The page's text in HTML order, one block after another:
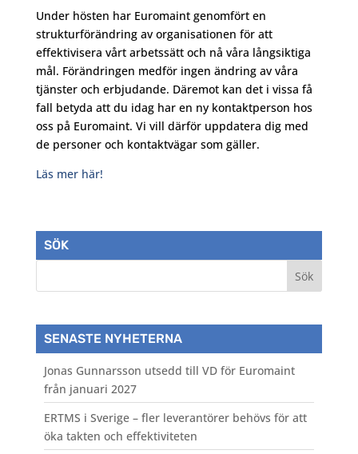
Under hösten har Euromaint genomfört en
strukturförändring av organisationen för att
effektivisera vårt arbetssätt och nå våra långsiktiga
mål. Förändringen medför ingen ändring av våra
tjänster och erbjudande. Däremot kan det i vissa få
fall betyda att du idag har en ny kontaktperson hos
oss på Euromaint. Vi vill därför uppdatera dig med
de personer och kontaktvägar som gäller.
Läs mer här!
SÖK
SENASTE NYHETERNA
Jonas Gunnarsson utsedd till VD för Euromaint
från januari 2027
ERTMS i Sverige – fler leverantörer behövs för att
öka takten och effektiviteten